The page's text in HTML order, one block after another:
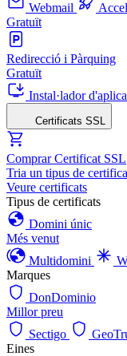
Webmail
Gratuït
Redirecció i Pàrquing
Gratuït
Instal·lador
Certificats SSL
Comprar Certificat SSL
Tria un tipus de
Veure certificats
Tipus de certificats
Domini únic
Més venut
Multidomini
Marques
DonDominio
Millor preu
Sectigo
Eines